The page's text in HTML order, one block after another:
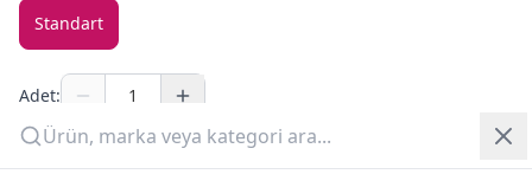
Yeni Gelenler
OUTLET
Giriş Yap
Standart
Adet:
Sepete Ekle